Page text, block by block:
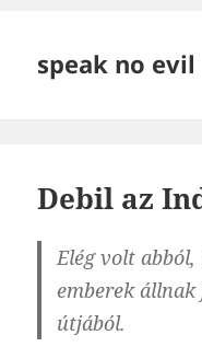
speak no evil
Debil az
Elég volt
emberek
útjából.